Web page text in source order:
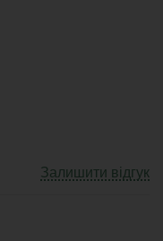
Залишити відгук